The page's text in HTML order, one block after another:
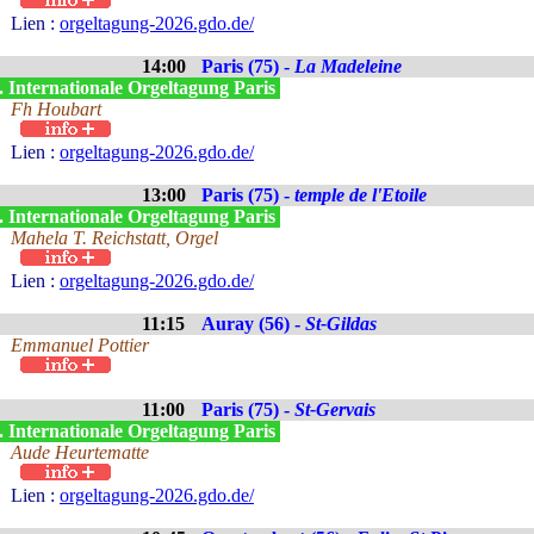
Lien : orgeltagung-2026.gdo.de/
14:00 Paris (75) - La Madeleine
Internationale Orgeltagung Paris
Fh Houbart
Lien : orgeltagung-2026.gdo.de/
13:00 Paris (75) - temple de l'Etoile
Internationale Orgeltagung Paris
Mahela T. Reichstatt, Orgel
Lien : orgeltagung-2026.gdo.de/
11:15 Auray (56) - St-Gildas
Emmanuel Pottier
11:00 Paris (75) - St-Gervais
Internationale Orgeltagung Paris
Aude Heurtematte
Lien : orgeltagung-2026.gdo.de/